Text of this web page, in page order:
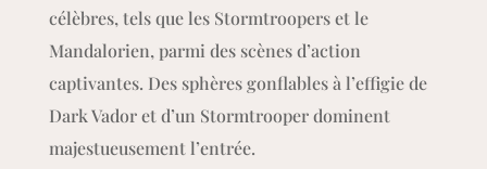
célèbres, tels que les Stormtroopers et le
Mandalorien, parmi des scènes d’action
captivantes. Des sphères gonflables à l’effigie de
Dark Vador et d’un Stormtrooper dominent
majestueusement l’entrée.